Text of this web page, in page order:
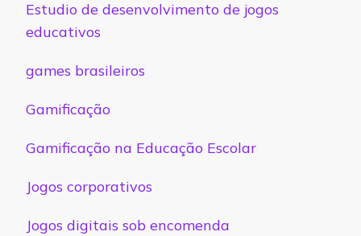
Estudio de desenvolvimento de jogos
educativos
games brasileiros
Gamificação
Gamificação na Educação Escolar
Jogos corporativos
Jogos digitais sob encomenda